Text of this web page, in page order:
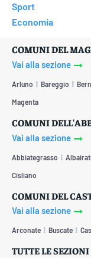
Sport
Economia
COMUNI DEL
Vai alla sezione
Arluno Bareggio
Magenta
COMUNI
Vai alla sezione
Abbiategrasso
Cisliano
COMUNI DEL
Vai alla sezione
Arconate Buscate
TUTTE LE